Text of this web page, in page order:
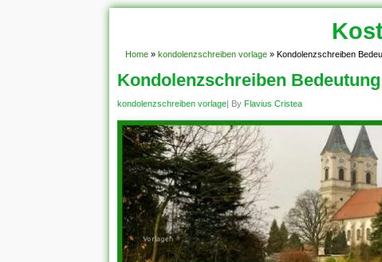
Home » kondolenzschreiben vorlage » Kondolenzschreiben
Kondolenzschreiben Bedeutung
kondolenzschreiben vorlage| By Flavius Cristea